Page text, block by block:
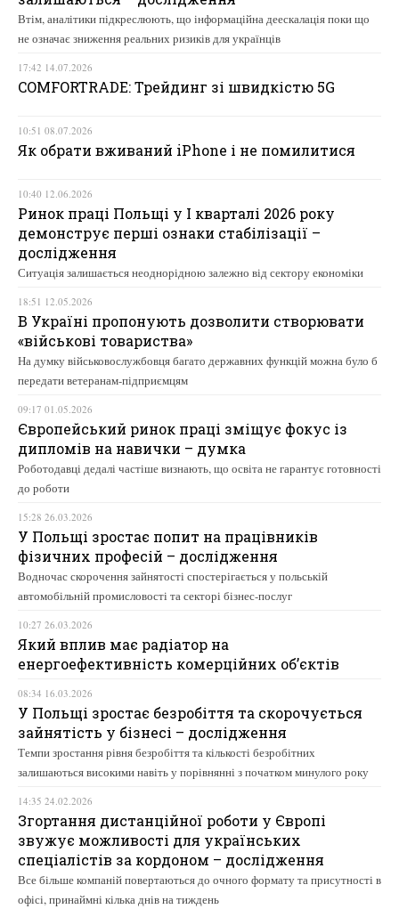
Втім, аналітики підкреслюють, що інформаційна деескалація поки що
не означає зниження реальних ризиків для українців
17:42 14.07.2026
COMFORTRADE: Трейдинг зі швидкістю 5G
10:51 08.07.2026
Як обрати вживаний iPhone і не помилитися
10:40 12.06.2026
Ринок праці Польщі у І кварталі 2026 року
демонструє перші ознаки стабілізації –
дослідження
Ситуація залишається неоднорідною залежно від сектору економіки
18:51 12.05.2026
В Україні пропонують дозволити створювати
«військові товариства»
На думку військовослужбовця багато державних функцій можна було б
передати ветеранам-підприємцям
09:17 01.05.2026
Європейський ринок праці зміщує фокус із
дипломів на навички – думка
Роботодавці дедалі частіше визнають, що освіта не гарантує готовності
до роботи
15:28 26.03.2026
У Польщі зростає попит на працівників
фізичних професій – дослідження
Водночас скорочення зайнятості спостерігається у польській
автомобільній промисловості та секторі бізнес-послуг
10:27 26.03.2026
Який вплив має радіатор на
енергоефективність комерційних об’єктів
08:34 16.03.2026
У Польщі зростає безробіття та скорочується
зайнятість у бізнесі – дослідження
Темпи зростання рівня безробіття та кількості безробітних
залишаються високими навіть у порівнянні з початком минулого року
14:35 24.02.2026
Згортання дистанційної роботи у Європі
звужує можливості для українських
спеціалістів за кордоном – дослідження
Все більше компаній повертаються до очного формату та присутності в
офісі, принаймні кілька днів на тиждень